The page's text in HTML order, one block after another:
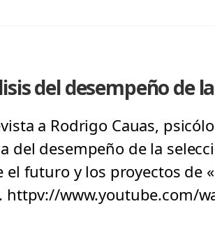
del desempeño de
a Rodrigo Cauas,
del desempeño de la
el futuro y los proyectos de
httpv://www.youtube.com/